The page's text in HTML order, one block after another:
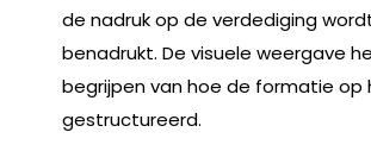
de nadruk op de verdediging
benadrukt. De visuele weergave
begrijpen van hoe de formatie op
gestructureerd.